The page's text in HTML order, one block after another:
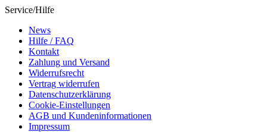
Service/Hilfe
News
Hilfe / FAQ
Kontakt
Zahlung und Versand
Widerrufsrecht
Vertrag widerrufen
Datenschutzerklärung
Cookie-Einstellungen
AGB und Kundeninformationen
Impressum